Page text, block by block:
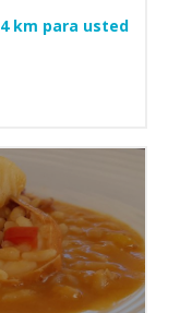
4 km para usted